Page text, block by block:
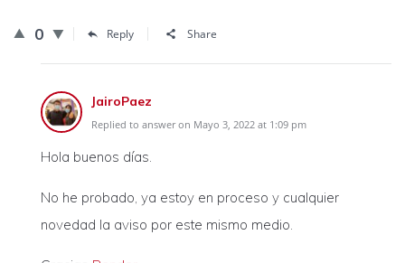
0 Reply Share
JairoPaez
Replied to answer on Mayo 3, 2022 at 1:09 pm
Hola buenos días.
No he probado, ya estoy en proceso y cualquier
novedad la aviso por este mismo medio.